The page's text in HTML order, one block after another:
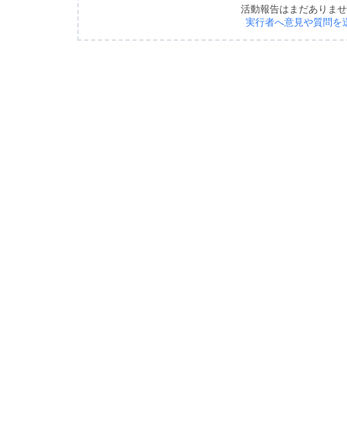
活動報告はまだありませ
実行者へ意見や質問を